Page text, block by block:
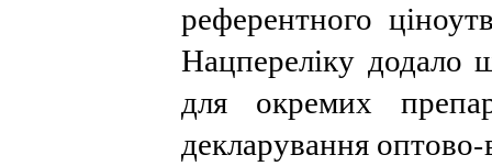
референтного
Нацпереліку
для окремих
декларування